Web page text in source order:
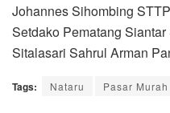
Johannes Sihombing
Setdako Pematang
Sitalasari Sahrul Arman
Tags: Nataru Pasar Murah